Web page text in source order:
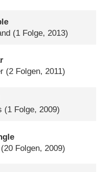
(1 Folge, 2013)
(2 Folgen, 2011)
(1 Folge, 2009)
(20 Folgen, 2009)